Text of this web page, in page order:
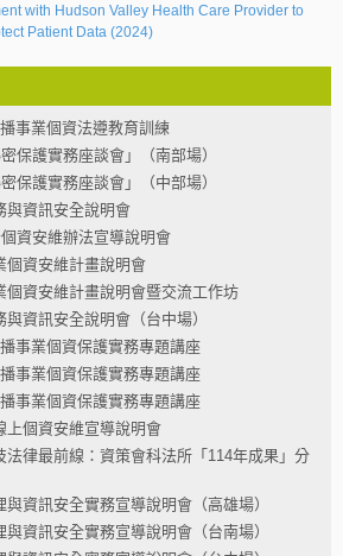
with Hudson Valley Health Care Provider to
Patient Data (2024)
事業個資法遵教育訓練
保護實務座談會」（南部場）
保護實務座談會」（中部場）
與資訊安全說明會
資安維辦法宣導說明會
個資安維計畫說明會
個資安維計畫說明會暨交流工作坊
資訊安全說明會（台中場）
事業個資保護實務專題講座
事業個資保護實務專題講座
事業個資保護實務專題講座
上個資安維宣導說明會
法律最前線：資策會科法所「114年成果」分
資訊安全實務宣導說明會（高雄場）
資訊安全實務宣導說明會（台南場）